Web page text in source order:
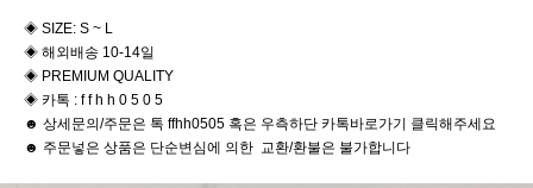
◈ SIZE: S ~ L
◈ 해외배송 10-14일
◈ PREMIUM QUALITY
◈ 카톡 : f f h h 0 5 0 5
☻ 상세문의/주문은 톡 ffhh0505 혹은 우측하단 카톡바로가기 클릭해주세요
☻ 주문넣은 상품은 단순변심에 의한 교환/환불은 불가합니다